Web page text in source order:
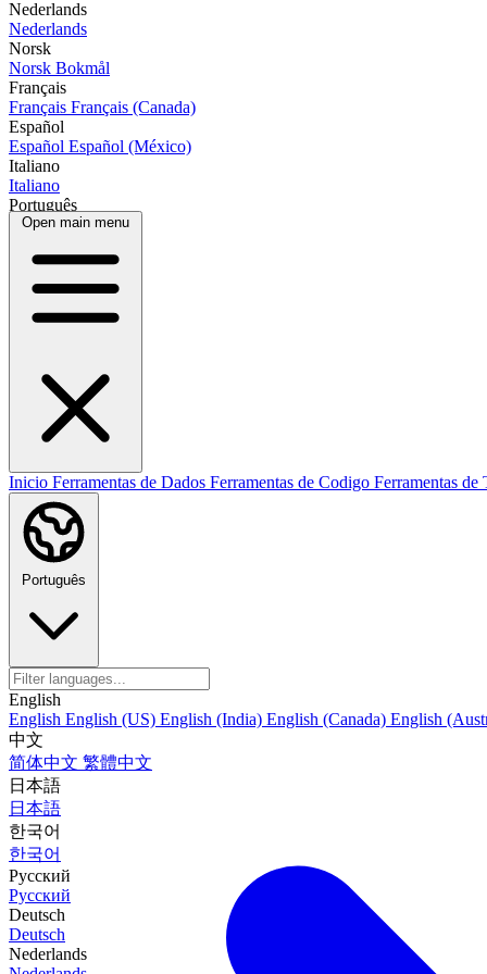
Nederlands
Nederlands
Norsk
Norsk Bokmål
Français
Français Français (Canada)
Español
Español Español (México)
Italiano
Italiano
Português
Open main menu
Inicio Ferramentas de Dados Ferramentas de Codigo Ferramentas de
Português
English
English English (US) English (India) English (Canada) English
中文
简体中文 繁體中文
日本語
日本語
한국어
한국어
Русский
Русский
Deutsch
Deutsch
Nederlands